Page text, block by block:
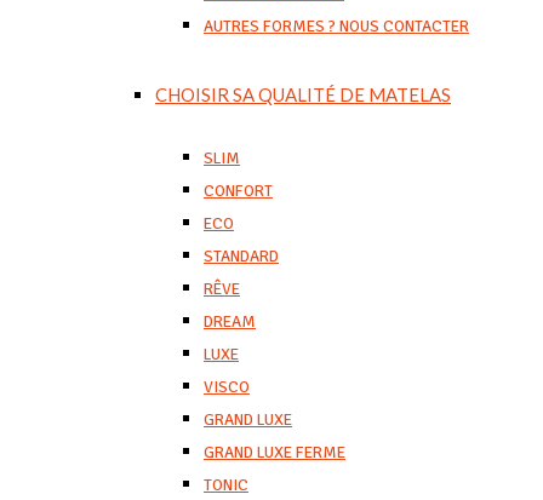
AUTRES FORMES ? NOUS CONTACTER
CHOISIR SA QUALITÉ DE MATELAS
SLIM
CONFORT
ECO
STANDARD
RÊVE
DREAM
LUXE
VISCO
GRAND LUXE
GRAND LUXE FERME
TONIC